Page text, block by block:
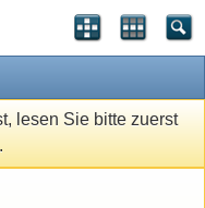
lesen Sie bitte zuerst